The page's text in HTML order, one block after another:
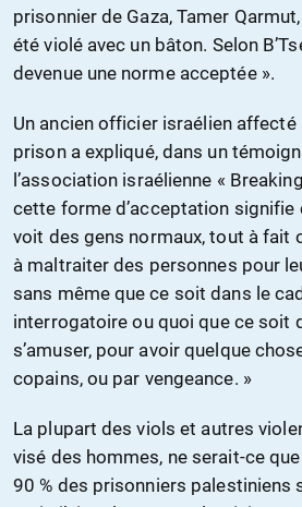
prisonnier de Gaza, Tamer
été violé avec un bâton. Selon
devenue une norme acceptée ».
Un ancien officier israélien affecté
prison a expliqué, dans un
l’association israélienne «
cette forme d’acceptation signifie
voit des gens normaux, tout à fait
à maltraiter des personnes pour
sans même que ce soit dans le
interrogatoire ou quoi que ce soit
s’amuser, pour avoir quelque
copains, ou par vengeance. »
La plupart des viols et autres
visé des hommes, ne serait-ce
90 % des prisonniers palestiniens